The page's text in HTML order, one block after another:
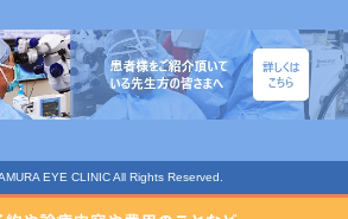
EYE CLINIC All Rights Reserved.